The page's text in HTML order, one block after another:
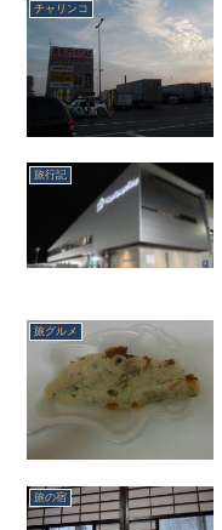
チャリンコ
旅行記
旅グルメ
旅の宿